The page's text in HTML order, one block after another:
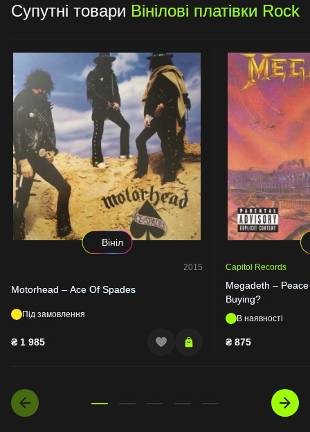
Супутні товари Вінілові платівки Rock
Вініл
2015
Motorhead – Ace Of Spades
Під замовлення
₴ 1 985
Capitol Records
Megadeth –
Buying?
В наявності
₴ 875